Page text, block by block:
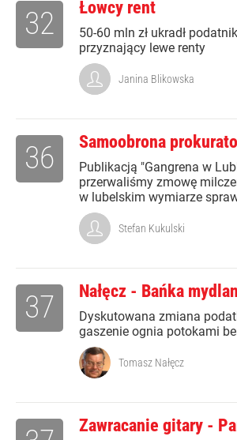
Łowcy rent
50-60 mln zł ukradł
przyznający lewe renty
32
Janina Blikowska
Samoobrona
Publikacją "Gangrena w
przerwaliśmy zmowę
w lubelskim wymiarze
36
Stefan Kukulski
Nałęcz - Bańka
Dyskutowana zmiana
gaszenie ognia potokami
37
Tomasz Nałęcz
Zawracanie gitary -